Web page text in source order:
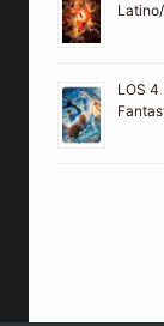
LOS 4